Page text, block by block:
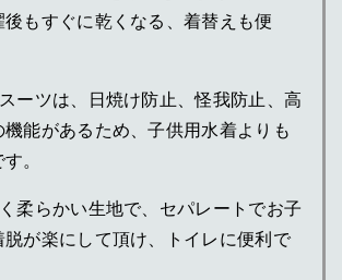
もすぐに乾くなる、着替えも便
ーツは、日焼け防止、怪我防止、高
能があるため、子供用水着よりも
。
柔らかい生地で、セパレートでお子
脱が楽にして頂け、トイレに便利で